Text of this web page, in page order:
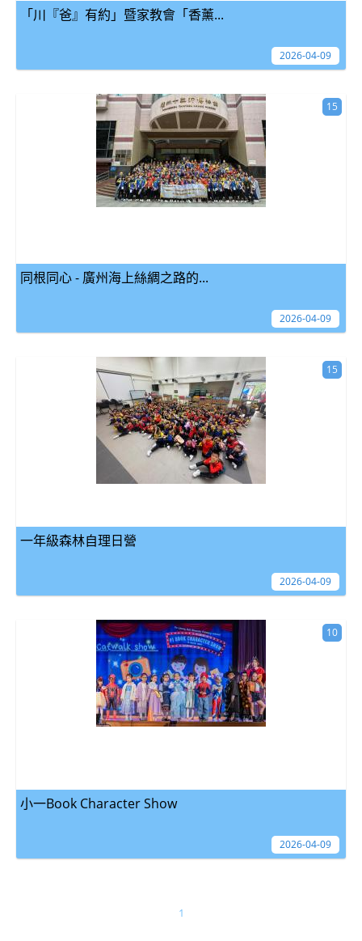
「川『爸』有約」暨家教會「香薰...
2026-04-09
同根同心 - 廣州海上絲綢之路的...
15
2026-04-09
一年級森林自理日營
15
2026-04-09
小一Book Character Show
10
2026-04-09
1